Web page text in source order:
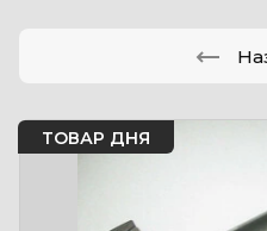
ТОВАР ДНЯ